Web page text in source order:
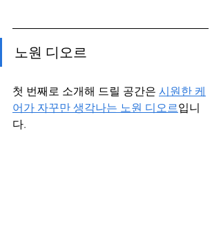
노원 디오르
첫 번째로 소개해 드릴 공간은 시원한 케
어가 자꾸만 생각나는 노원 디오르입니
다.